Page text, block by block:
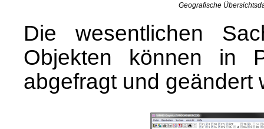
Geografische
Die wesentlichen
Objekten können in
abgefragt und geändert